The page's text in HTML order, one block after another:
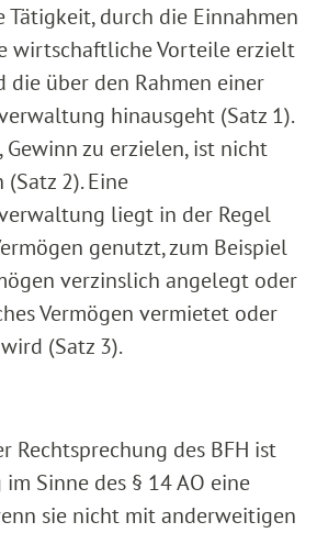
Tätigkeit, durch die Einnahmen
wirtschaftliche Vorteile erzielt
die über den Rahmen einer
hinausgeht (Satz 1).
Gewinn zu erzielen, ist nicht
2). Eine
liegt in der Regel
genutzt, zum Beispiel
verzinslich angelegt oder
Vermögen vermietet oder
(Satz 3).
Rechtsprechung des BFH ist
Sinne des § 14 AO eine
sie nicht mit anderweitigen